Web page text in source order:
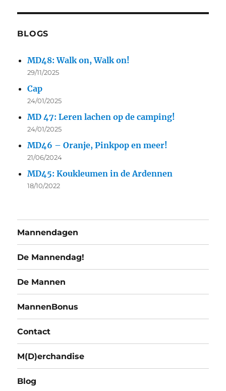
BLOGS
MD48: Walk on, Walk on!
29/11/2025
Cap
24/01/2025
MD 47: Leren lachen op de camping!
24/01/2025
MD46 – Oranje, Pinkpop en meer!
21/06/2024
MD45: Koukleumen in de Ardennen
18/10/2022
Mannendagen
De Mannendag!
De Mannen
MannenBonus
Contact
M(D)erchandise
Blog